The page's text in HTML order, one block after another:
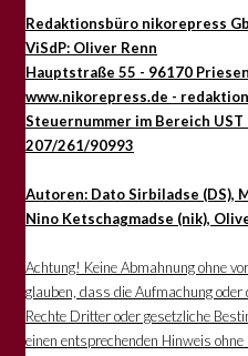
Redaktionsbüro nikorepress
ViSdP: Oliver Renn
Hauptstraße 55 - 96170
www.nikorepress.de -
Steuernummer im Bereich UST
207/261/90993
Autoren: Dato Sirbiladse (DS),
Nino Ketschagmadse (nik),
Achtung! Keine Abmahnung ohne
glauben, dass die Aufmachung
Rechte Dritter oder gesetzliche
einen entsprechenden Hinweis ohne